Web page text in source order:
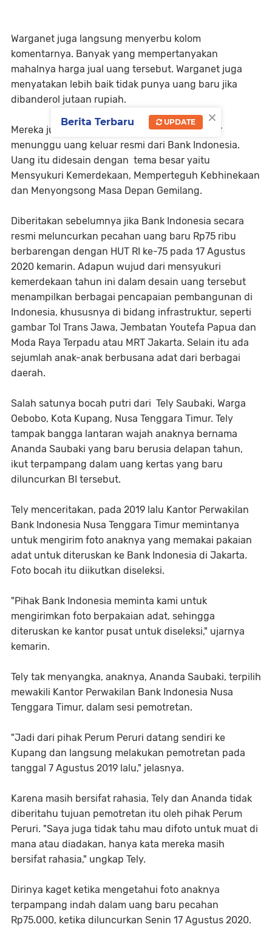
Warganet juga langsung menyerbu kolom
komentarnya. Banyak yang mempertanyakan
mahalnya harga jual uang tersebut. Warganet juga
menyatakan lebih baik tidak punya uang baru jika
dibanderol jutaan rupiah.
Mereka juga ada yang menyatakan akan sabar
menunggu uang keluar resmi dari Bank Indonesia.
Uang itu didesain dengan tema besar yaitu
Mensyukuri Kemerdekaan, Memperteguh Kebhinekaan
dan Menyongsong Masa Depan Gemilang.
Diberitakan sebelumnya jika Bank Indonesia secara
resmi meluncurkan pecahan uang baru Rp75 ribu
berbarengan dengan HUT RI ke-75 pada 17 Agustus
2020 kemarin. Adapun wujud dari mensyukuri
kemerdekaan tahun ini dalam desain uang tersebut
menampilkan berbagai pencapaian pembangunan di
Indonesia, khususnya di bidang infrastruktur, seperti
gambar Tol Trans Jawa, Jembatan Youtefa Papua dan
Moda Raya Terpadu atau MRT Jakarta. Selain itu ada
sejumlah anak-anak berbusana adat dari berbagai
daerah.
Salah satunya bocah putri dari Tely Saubaki, Warga
Oebobo, Kota Kupang, Nusa Tenggara Timur. Tely
tampak bangga lantaran wajah anaknya bernama
Ananda Saubaki yang baru berusia delapan tahun,
ikut terpampang dalam uang kertas yang baru
diluncurkan BI tersebut.
Tely menceritakan, pada 2019 lalu Kantor Perwakilan
Bank Indonesia Nusa Tenggara Timur memintanya
untuk mengirim foto anaknya yang memakai pakaian
adat untuk diteruskan ke Bank Indonesia di Jakarta.
Foto bocah itu diikutkan diseleksi.
"Pihak Bank Indonesia meminta kami untuk
mengirimkan foto berpakaian adat, sehingga
diteruskan ke kantor pusat untuk diseleksi," ujarnya
kemarin.
Tely tak menyangka, anaknya, Ananda Saubaki, terpilih
mewakili Kantor Perwakilan Bank Indonesia Nusa
Tenggara Timur, dalam sesi pemotretan.
"Jadi dari pihak Perum Peruri datang sendiri ke
Kupang dan langsung melakukan pemotretan pada
tanggal 7 Agustus 2019 lalu," jelasnya.
Karena masih bersifat rahasia, Tely dan Ananda tidak
diberitahu tujuan pemotretan itu oleh pihak Perum
Peruri. "Saya juga tidak tahu mau difoto untuk muat di
mana atau diadakan, hanya kata mereka masih
bersifat rahasia," ungkap Tely.
Dirinya kaget ketika mengetahui foto anaknya
terpampang indah dalam uang baru pecahan
Rp75.000, ketika diluncurkan Senin 17 Agustus 2020.
×
Berita Terbaru UPDATE